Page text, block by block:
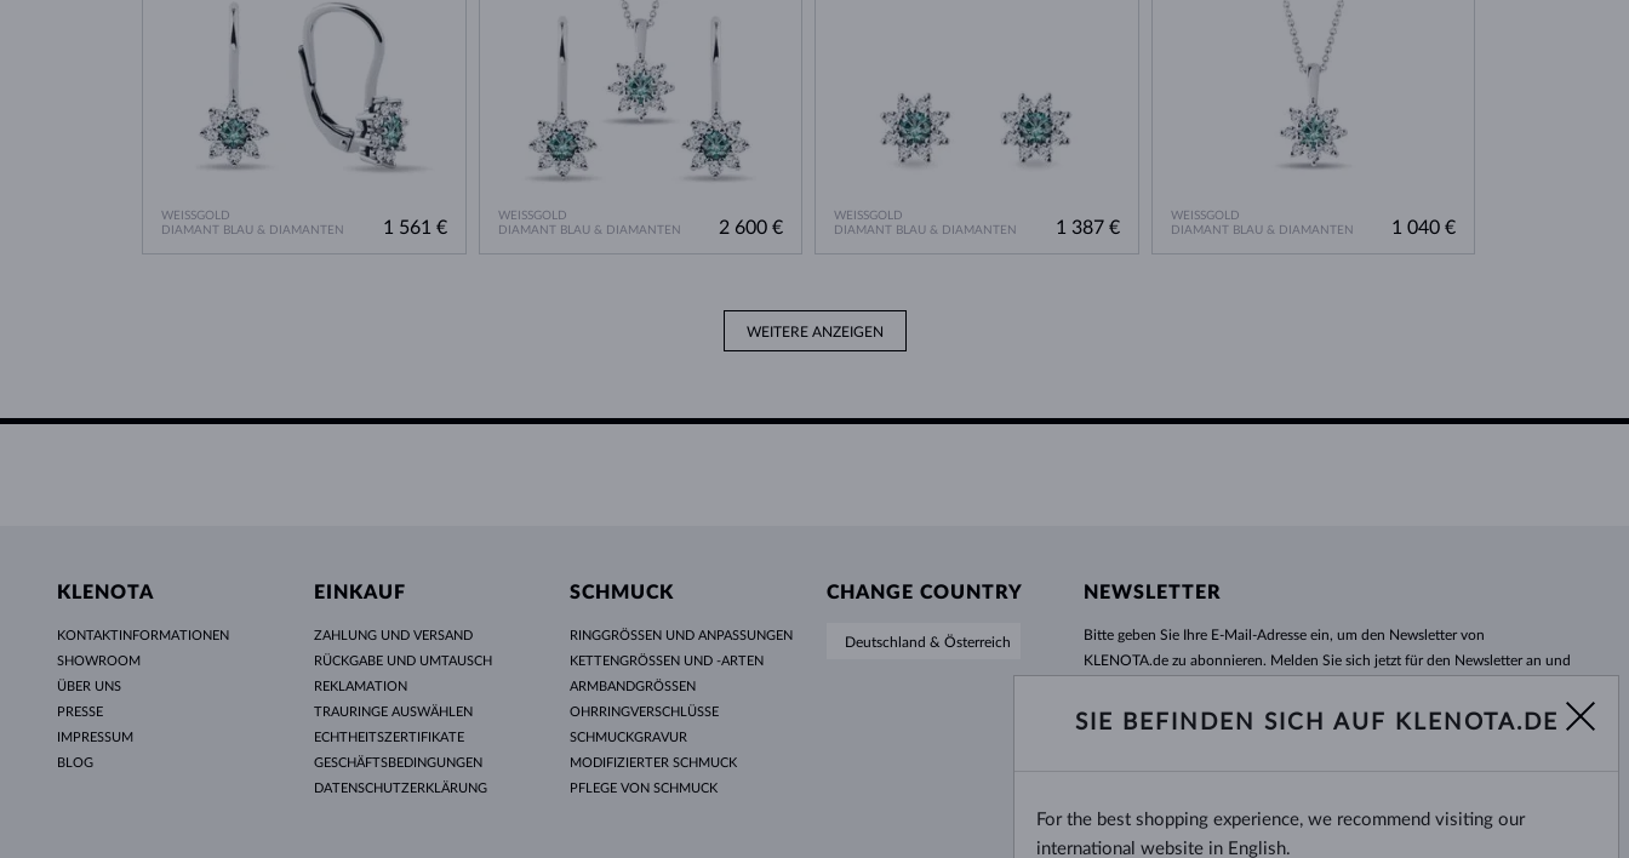
WEISSGOLD
DIAMANT BLAU & DIAMANTEN
1 561 €
WEISSGOLD
DIAMANT BLAU & DIAMANTEN
2 600 €
WEISSGOLD
DIAMANT BLAU & DIAMANTEN
1 387 €
WEISSGOLD
DIAMANT BLAU & DIAMANTEN
1 040 €
WEITERE ANZEIGEN
KLENOTA
KONTAKTINFORMATIONEN
SHOWROOM
ÜBER UNS
PRESSE
IMPRESSUM
BLOG
EINKAUF
ZAHLUNG UND VERSAND
RÜCKGABE UND UMTAUSCH
REKLAMATION
TRAURINGE AUSWÄHLEN
ECHTHEITSZERTIFIKATE
GESCHÄFTSBEDINGUNGEN
DATENSCHUTZERKLÄRUNG
SCHMUCK
RINGGRÖSSEN UND ANPASSUNGEN
KETTENGRÖSSEN UND -ARTEN
ARMBANDGRÖSSEN
OHRRINGVERSCHLÜSSE
SCHMUCKGRAVUR
MODIFIZIERTER SCHMUCK
PFLEGE VON SCHMUCK
CHANGE COUNTRY
Deutschland & Österreich
NEWSLETTER
Bitte geben Sie Ihre E-Mail-Adresse ein, um den Newsletter von
KLENOTA.de zu abonnieren. Melden Sie sich jetzt für den Newsletter an und
kein Sonderangebot mehr!
Ja, ich möchte interessanteNeuigkeiten per E-Mail erhalten.
SIE BEFINDEN SICH AUF KLENOTA.DE
For the best shopping experience, we recommend visiting our
international website in English.